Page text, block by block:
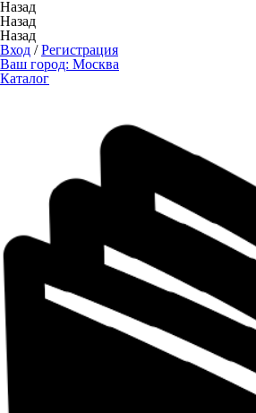
Назад
Назад
Назад
Вход /Регистрация
Ваш город: Москва
Каталог